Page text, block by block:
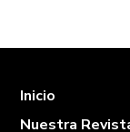
Inicio
Nuestra